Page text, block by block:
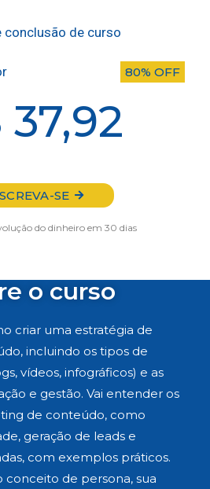
conclusão de curso
80% OFF
37,92
SE
do dinheiro em 30 dias
o curso
criar uma estratégia de
incluindo os tipos de
vídeos, infográficos) e as
e gestão. Vai entender os
de conteúdo, como
geração de leads e
com exemplos práticos.
de persona, sua